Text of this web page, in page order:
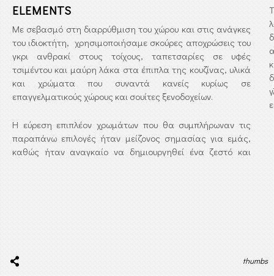
ELEMENTS
Με σεβασμό στη διαρρύθμιση του χώρου και στις ανάγκες
του ιδιοκτήτη, χρησιμοποιήσαμε σκούρες αποχρώσεις του
γκρι ανθρακί στους τοίχους, ταπετσαρίες σε υφές
τσιμέντου και μαύρη λάκα στα έπιπλα της κουζίνας, υλικά
και χρώματα που συναντά κανείς κυρίως σε
επαγγελματικούς χώρους και σουίτες ξενοδοχείων.
Η εύρεση επιπλέον χρωμάτων που θα συμπλήρωναν τις
παραπάνω επιλογές ήταν μείζονος σημασίας για εμάς,
καθώς ήταν αναγκαίο να δημιουργηθεί ένα ζεστό και
thumbs